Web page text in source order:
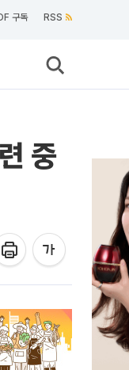
구독 RSS
중